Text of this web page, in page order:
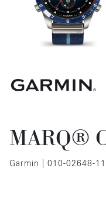
MARQ®
Garmin | 010-02648-11